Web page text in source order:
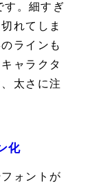
す。細すぎ
れてしま
ラインも
ャラクタ
太さに注
化
ォントが